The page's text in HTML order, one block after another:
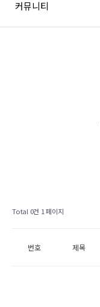
커뮤니티
Total 0건 1 페이지
번호 제목